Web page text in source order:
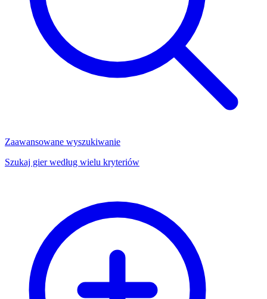
Zaawansowane wyszukiwanie
Szukaj gier według wielu kryteriów